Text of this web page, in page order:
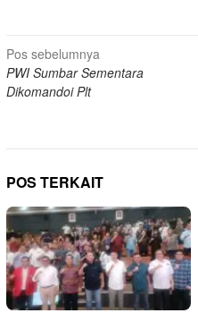
Navigasi
pos
Pos sebelumnya
PWI Sumbar Sementara
Dikomandoi Plt
POS TERKAIT